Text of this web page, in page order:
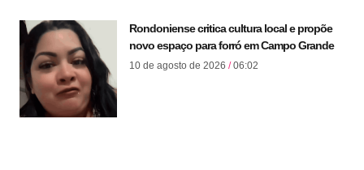
Rondoniense critica cultura local e propõe
novo espaço para forró em Campo Grande
10 de agosto de 2026 06:02